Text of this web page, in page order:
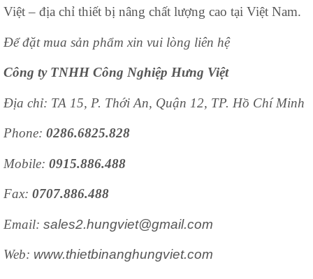
Việt – địa chỉ thiết bị nâng chất lượng cao tại Việt Nam.
Để đặt mua sản phẩm xin vui lòng liên hệ
Công ty TNHH Công Nghiệp Hưng Việt
Địa chỉ: TA 15, P. Thới An, Quận 12, TP. Hồ Chí Minh
Phone: 0286.6825.828
Mobile: 0915.886.488
Fax: 0707.886.488
Email: sales2.hungviet@gmail.com
Web: www.thietbinanghungviet.com